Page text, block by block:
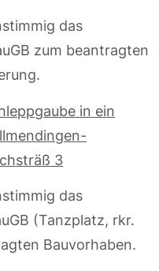
das
zum beantragten
in ein
3
das
(Tanzplatz, rkr.
Bauvorhaben.